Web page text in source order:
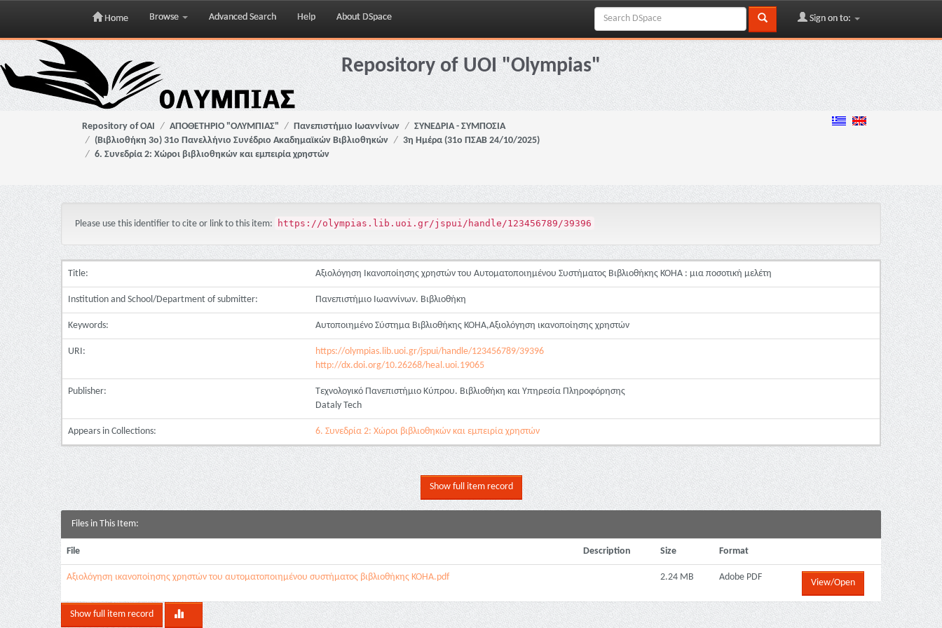
Skip
navigation
Home Browse Advanced Search Help About DSpace Sign on to:
Repository of UOI "Olympias"
Repository of OAI ΑΠΟΘΕΤΗΡΙΟ "ΟΛΥΜΠΙΑΣ" Πανεπιστήμιο Ιωαννίνων
ΣΥΝΕΔΡΙΑ - ΣΥΜΠΟΣΙΑ
(Βιβλιοθήκη 3ο) 31ο Πανελλήνιο Συνέδριο Ακαδημαϊκών Βιβλιοθηκών
3η Ημέρα (31ο ΠΣΑΒ 24/10/2025)
6. Συνεδρία 2: Χώροι βιβλιοθηκών και εμπειρία χρηστών
Please use this identifier to cite or link to this item: https://olympias.lib.uoi.gr/jspui/handle/123456789/39396
Title: Αξιολόγηση Ικανοποίησης χρηστών του Αυτοματοποιημένου Συστήματος Βιβλιοθήκης KOHA : μια ποσοτική μελέτη
Institution and School/Department of submitter: Πανεπιστήμιο Ιωαννίνων. Βιβλιοθήκη
Keywords: Αυτοποιημένο Σύστημα Βιβλιοθήκης ΚΟΗΑ,Αξιολόγηση ικανοποίησης χρηστών
URI:
https://olympias.lib.uoi.gr/jspui/handle/123456789/39396
http://dx.doi.org/10.26268/heal.uoi.19065
Publisher:
Τεχνολογικό Πανεπιστήμιο Κύπρου. Βιβλιοθήκη και Υπηρεσία Πληροφόρησης
Dataly Tech
Appears in Collections: 6. Συνεδρία 2: Χώροι βιβλιοθηκών και εμπειρία χρηστών
Show full item record
Files in This Item:
File Description Size Format
Αξιολόγηση ικανοποίησης χρηστών του αυτοματοποιημένου συστήματος βιβλιοθήκης KOHA.pdf 2.24 MB Adobe PDF
View/Open
Show full item record